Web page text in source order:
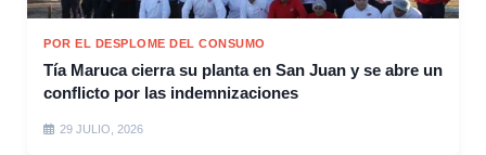
POR EL DESPLOME DEL CONSUMO
Tía Maruca cierra su planta en San Juan y se abre un
conflicto por las indemnizaciones
29 JULIO, 2026